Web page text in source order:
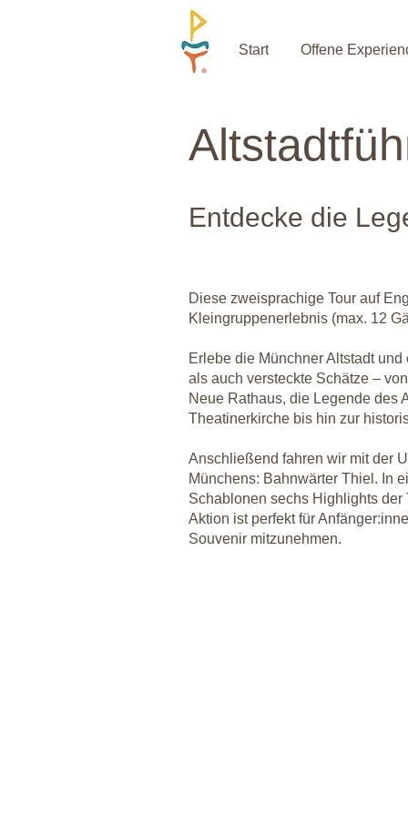
Start Offene
Entdecke die
Diese zweisprachige Tour auf
Kleingruppenerlebnis (max. 12
Erlebe die Münchner Altstadt
als auch versteckte Schätze –
Neue Rathaus, die Legende des
Theatinerkirche bis hin zur
Anschließend fahren wir mit der
Münchens: Bahnwärter Thiel. In
Schablonen sechs Highlights der
Aktion ist perfekt für
Souvenir mitzunehmen.